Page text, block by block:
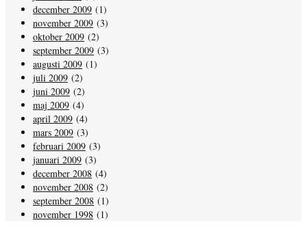
december 2009 (1)
november 2009 (3)
oktober 2009 (2)
september 2009 (3)
augusti 2009 (1)
juli 2009 (2)
juni 2009 (2)
maj 2009 (4)
april 2009 (4)
mars 2009 (3)
februari 2009 (3)
januari 2009 (3)
december 2008 (4)
november 2008 (2)
september 2008 (1)
november 1998 (1)